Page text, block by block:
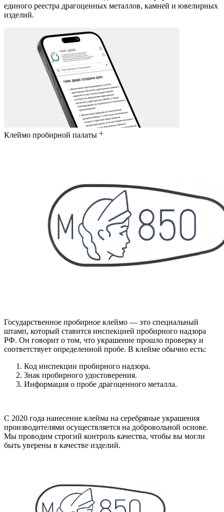
единого реестра драгоценных металлов, камней и ювелирных
изделий.
Клеймо пробирной палаты
Государственное пробирное клеймо — это специальный
штамп, который ставится инспекцией пробирного надзора
РФ. Он говорит о том, что украшение прошло проверку и
соответствует определенной пробе. В клейме обычно есть:
Код инспекции пробирного надзора.
Знак пробирного удостоверения.
Информация о пробе драгоценного металла.
С 2020 года нанесение клейма на серебряные украшения
производителями осуществляется на добровольной основе.
Мы проводим строгий контроль качества, чтобы вы могли
быть уверены в качестве изделий.